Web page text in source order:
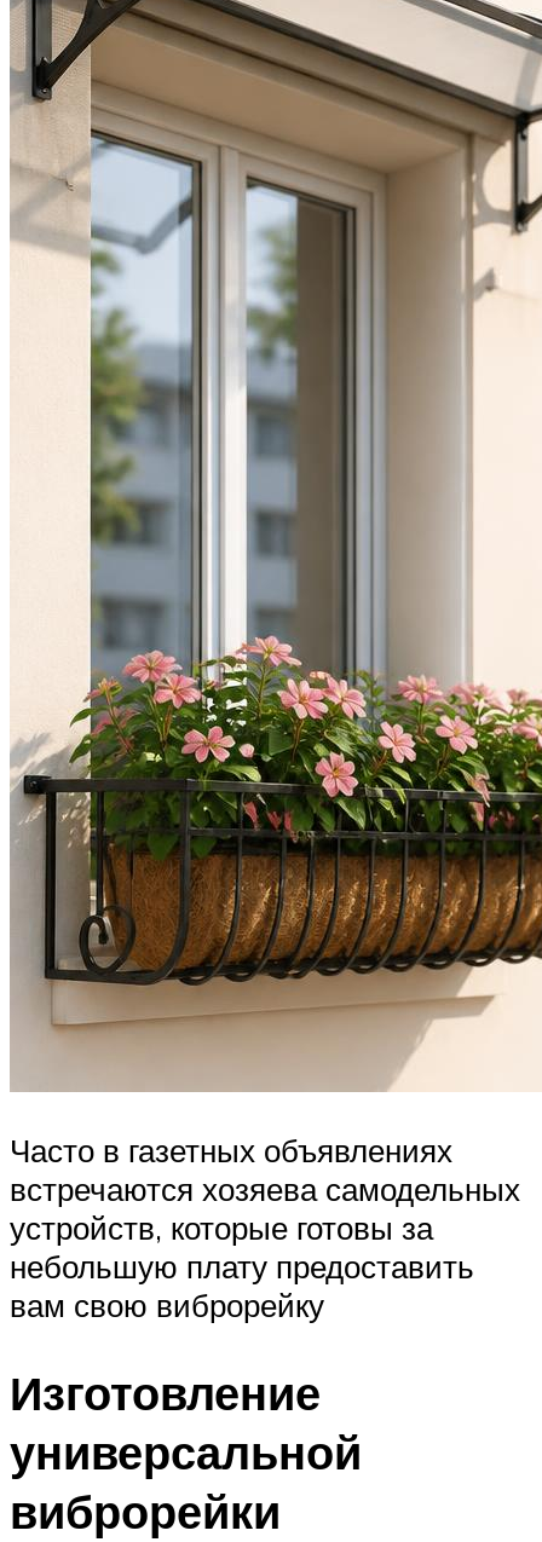
Часто в газетных объявлениях
встречаются хозяева самодельных
устройств, которые готовы за
небольшую плату предоставить
вам свою виброрейку
Изготовление
универсальной
виброрейки